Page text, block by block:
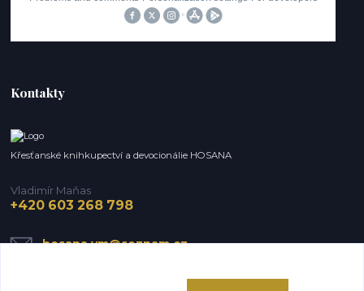
Kontakty
Křesťanské knihkupectví a devocionálie HOSANA
Vladimír Maňas
+420 603 268 798
hosana.vm@seznam.cz